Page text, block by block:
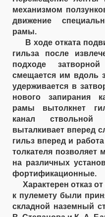
механизмом
движение
рамы.
В ходе отката
гильза после
подходе
смещается им вдоль
удерживается в
нового запирания
рамы вытолкнет
канал
выталкивает вперед
гильз вперед и
толкателя позволяет
на различных
фортификационные.
Характерен отказ
к пулемету были
складной наземный